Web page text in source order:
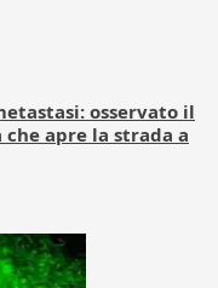
osservato il
apre la strada a